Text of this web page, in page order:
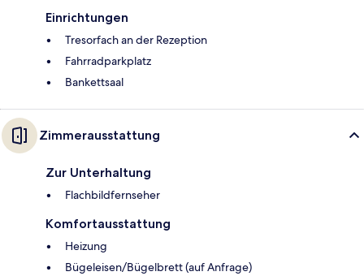
Einrichtungen
Tresorfach an der Rezeption
Fahrradparkplatz
Bankettsaal
Zimmerausstattung
Zur Unterhaltung
Flachbildfernseher
Komfortausstattung
Heizung
Bügeleisen/Bügelbrett (auf Anfrage)